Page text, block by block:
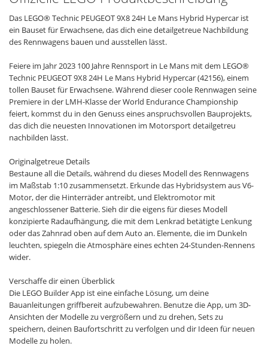
Das LEGO® Technic PEUGEOT 9X8 24H Le Mans Hybrid Hypercar ist
ein Bauset für Erwachsene, das dich eine detailgetreue Nachbildung
des Rennwagens bauen und ausstellen lässt.
Feiere im Jahr 2023 100 Jahre Rennsport in Le Mans mit dem LEGO®
Technic PEUGEOT 9X8 24H Le Mans Hybrid Hypercar (42156), einem
tollen Bauset für Erwachsene. Während dieser coole Rennwagen seine
Premiere in der LMH-Klasse der World Endurance Championship
feiert, kommst du in den Genuss eines anspruchsvollen Bauprojekts,
das dich die neuesten Innovationen im Motorsport detailgetreu
nachbilden lässt.
Originalgetreue Details
Bestaune all die Details, während du dieses Modell des Rennwagens
im Maßstab 1:10 zusammensetzt. Erkunde das Hybridsystem aus V6-
Motor, der die Hinterräder antreibt, und Elektromotor mit
angeschlossener Batterie. Sieh dir die eigens für dieses Modell
konzipierte Radaufhängung, die mit dem Lenkrad betätigte Lenkung
oder das Zahnrad oben auf dem Auto an. Elemente, die im Dunkeln
leuchten, spiegeln die Atmosphäre eines echten 24-Stunden-Rennens
wider.
Verschaffe dir einen Überblick
Die LEGO Builder App ist eine einfache Lösung, um deine
Bauanleitungen griffbereit aufzubewahren. Benutze die App, um 3D-
Ansichten der Modelle zu vergrößern und zu drehen, Sets zu
speichern, deinen Baufortschritt zu verfolgen und dir Ideen für neuen
Modelle zu holen.